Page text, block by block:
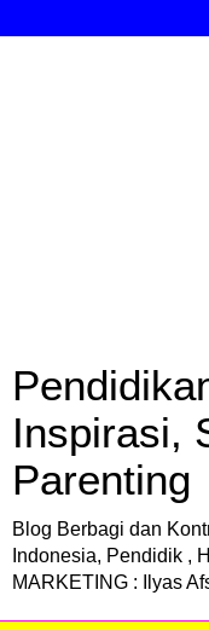
Inspirasi,
Parenting
Blog Berbagi dan
Indonesia, Pendidik ,
MARKETING : Ilyas